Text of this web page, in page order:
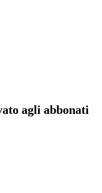
agli abbonati